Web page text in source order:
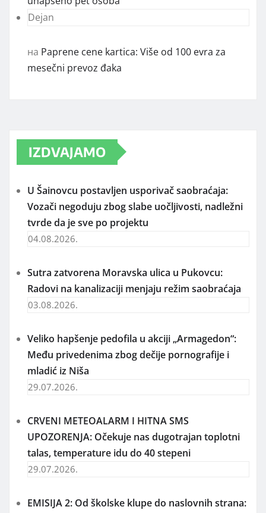
Dejan
на Paprene cene kartica: Više od 100 evra za
mesečni prevoz đaka
IZDVAJAMO
U Šainovcu postavljen usporivač saobraćaja:
Vozači negoduju zbog slabe uočljivosti, nadležni
tvrde da je sve po projektu
04.08.2026.
Sutra zatvorena Moravska ulica u Pukovcu:
Radovi na kanalizaciji menjaju režim saobraćaja
03.08.2026.
Veliko hapšenje pedofila u akciji „Armagedon“:
Među privedenima zbog dečije pornografije i
mladić iz Niša
29.07.2026.
CRVENI METEOALARM I HITNA SMS
UPOZORENJA: Očekuje nas dugotrajan toplotni
talas, temperature idu do 40 stepeni
29.07.2026.
EMISIJA 2: Od školske klupe do naslovnih strana: